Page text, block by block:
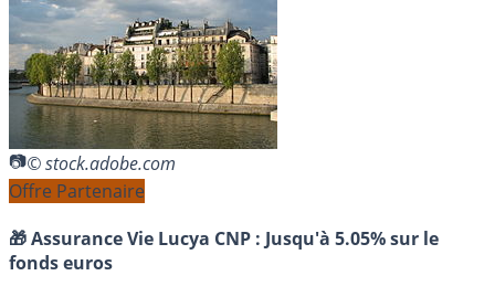
© stock.adobe.com
Offre Partenaire
🎁 Assurance Vie Lucya CNP : Jusqu'à 5.05% sur le
fonds euros